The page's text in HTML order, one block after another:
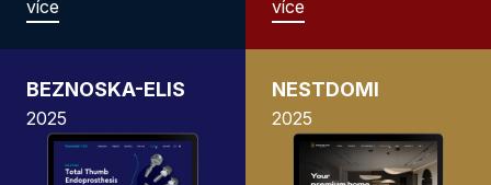
více více
BEZNOSKA-ELIS
2025
NESTDOMI
2025